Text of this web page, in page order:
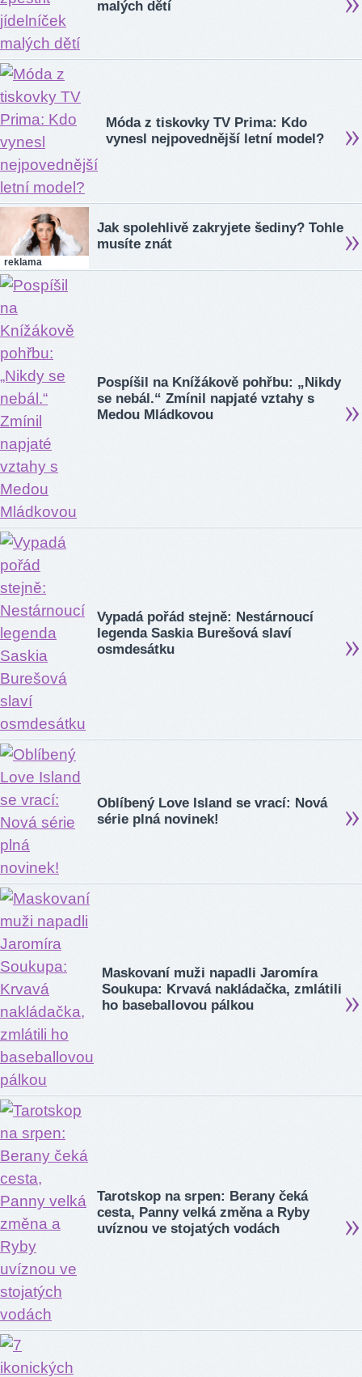
malých dětí
Móda z tiskovky TV Prima: Kdo
vynesl nejpovednější letní model?
reklama
Jak spolehlivě zakryjete šediny? Tohle
musíte znát
Pospíšil na Knížákově pohřbu: „Nikdy
se nebál.“ Zmínil napjaté vztahy s
Medou Mládkovou
Vypadá pořád stejně: Nestárnoucí
legenda Saskia Burešová slaví
osmdesátku
Oblíbený Love Island se vrací: Nová
série plná novinek!
Maskovaní muži napadli Jaromíra
Soukupa: Krvavá nakládačka, zmlátili
ho baseballovou pálkou
Tarotskop na srpen: Berany čeká
cesta, Panny velká změna a Ryby
uvíznou ve stojatých vodách